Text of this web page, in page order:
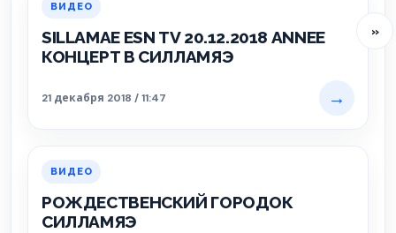
ВИДЕО
SILLAMAE ESN TV 20.12.2018 ANNEE
КОНЦЕРТ В СИЛЛАМЯЭ
21 декабря 2018 / 11:47 →
ВИДЕО
РОЖДЕСТВЕНСКИЙ ГОРОДОК
СИЛЛАМЯЭ
»